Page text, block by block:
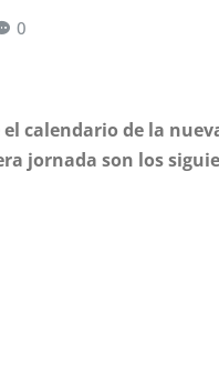
0
calendario de la
jornada son los